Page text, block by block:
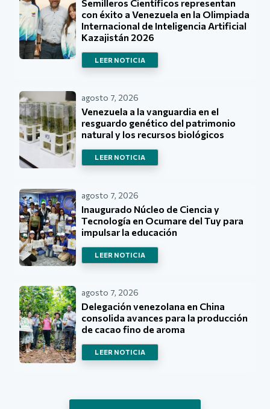
Semilleros Científicos representan
con éxito a Venezuela en la Olimpiada
Internacional de Inteligencia Artificial
Kazajistán 2026
LEER NOTICIA
agosto 7, 2026
Venezuela a la vanguardia en el
resguardo genético del patrimonio
natural y los recursos biológicos
LEER NOTICIA
agosto 7, 2026
Inaugurado Núcleo de Ciencia y
Tecnología en Ocumare del Tuy para
impulsar la educación
LEER NOTICIA
agosto 7, 2026
Delegación venezolana en China
consolida avances para la producción
de cacao fino de aroma
LEER NOTICIA